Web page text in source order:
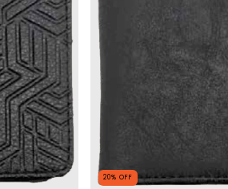
20%OFF